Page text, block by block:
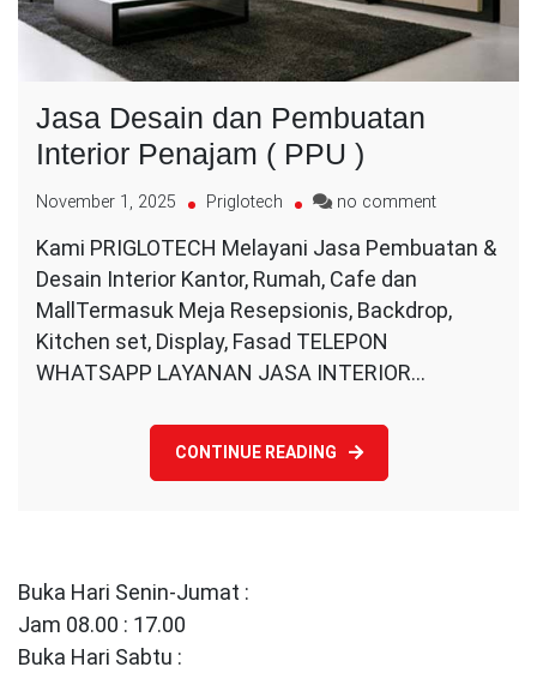
Jasa Desain dan Pembuatan
Interior Penajam ( PPU )
November 1, 2025 Priglotech no commenton
Desain
Pembuatan
Interior
Kami PRIGLOTECH Melayani Jasa Pembuatan &
Desain Interior Kantor, Rumah, Cafe dan
MallTermasuk Meja Resepsionis, Backdrop,
Kitchen set, Display, Fasad TELEPON
WHATSAPP LAYANAN JASA INTERIOR…
CONTINUE READING
Buka Hari Senin-Jumat :
Jam 08.00 : 17.00
Buka Hari Sabtu :